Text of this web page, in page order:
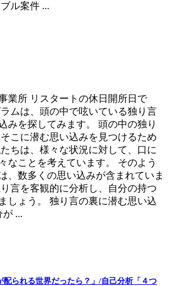
ル案件 ...
業所 リスタートの休日開所日で
ムは、頭の中で呟いている独り言
みを探してみます。 頭の中の独り
こに潜む思い込みを見つけるため
ちは、様々な状況に対して、口に
なことを考えています。 そのよう
、数多くの思い込みが含まれていま
言を客観的に分析し、自分の持つ
しょう。 独り言の裏に潜む思い込
...
配られる世界だったら？」/自己分析「４つ